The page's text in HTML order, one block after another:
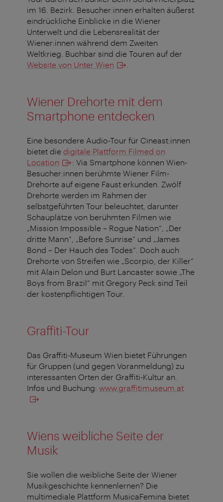
im 16. Bezirk. Besucher:innen erhalten äußerst
eindrückliche Einblicke in die Wiener
Unterwelt und die Lebensrealität der
Wiener:innen während dem Zweiten
Weltkrieg. Buchbar sind die Touren auf der
Website von Unter Wien
Wiener Drehorte mit dem
Smartphone entdecken
Eine besondere Audio-Tour für Cineast:innen
bietet die digitale Plattform Filmed on
Location
: Via Smartphone können Wien-
Besucher:innen berühmte Wiener Film-
Drehorte auf eigene Faust erkunden. Zwölf
Drehorte werden im Rahmen der
selbstgeführten Tour beleuchtet, darunter
Schauplätze von berühmten Filmen wie
„Mission Impossible – Rogue Nation“, „Der
dritte Mann“, „Before Sunrise“ und „James
Bond – Der Hauch des Todes“. Doch auch
Drehorte von Streifen wie „Scorpio, der Killer“
mit Alain Delon und Burt Lancaster sowie „The
Boys from Brazil“ mit Gregory Peck sind Teil
der kostenpflichtigen Tour.
Graffiti-Tour
Das Graffiti-Museum Wien bietet Führungen
für Gruppen (und gegen Voranmeldung) zu
interessanten Orten der Graffiti-Kultur an.
Infos und Buchung: www.graffitimuseum.at
Wiens weibliche Seite der
Musik
Sie wollen die weibliche Seite der Wiener
Musikgeschichte kennenlernen? Die
multimediale Plattform MusicaFemina bietet